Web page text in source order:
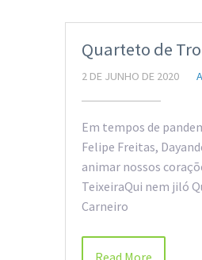
Quarteto de
2 DE JUNHO DE 2020
Em tempos de
Felipe Freitas,
animar nossos
TeixeiraQui nem jiló
Carneiro
Read More